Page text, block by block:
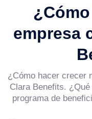
empresa
¿Cómo hacer crecer
Clara Benefits.
programa de